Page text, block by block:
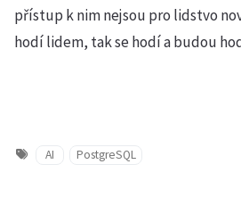
přístup k nim nejsou pro lidstvo
hodí lidem, tak se hodí a budou
AI PostgreSQL